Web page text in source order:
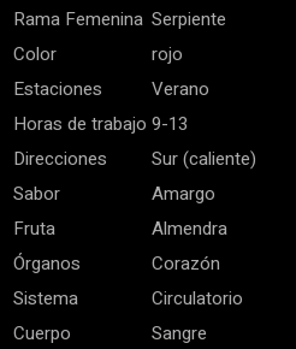
Rama Femenina Serpiente
Color
rojo
Estaciones
Verano
Horas de trabajo 9-13
Direcciones
Sur (caliente)
Sabor
Amargo
Fruta
Almendra
Órganos
Corazón
Sistema
Circulatorio
Cuerpo
Sangre